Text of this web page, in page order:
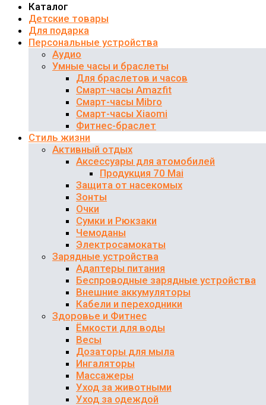
Каталог
Детские товары
Для подарка
Персональные устройства
Аудио
Умные часы и браслеты
Для браслетов и часов
Смарт-часы Amazfit
Смарт-часы Mibro
Смарт-часы Xiaomi
Фитнес-браслет
Стиль жизни
Активный отдых
Аксессуары для атомобилей
Продукция 70 Mai
Защита от насекомых
Зонты
Очки
Сумки и Рюкзаки
Чемоданы
Электросамокаты
Зарядные устройства
Адаптеры питания
Беспроводные зарядные устройства
Внешние аккумуляторы
Кабели и переходники
Здоровье и Фитнес
Ёмкости для воды
Весы
Дозаторы для мыла
Ингаляторы
Массажеры
Уход за животными
Уход за одеждой